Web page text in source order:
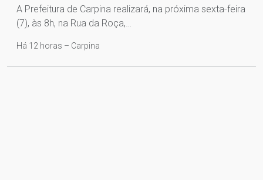
A Prefeitura de Carpina realizará, na próxima sexta-feira
(7), às 8h, na Rua da Roça,…
Há 12 horas – Carpina